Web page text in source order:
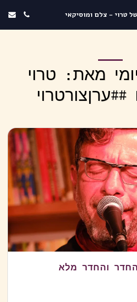
טרוי - צלם ומוסיקאי
מאת: טרוי
##ערןצורטרוי
והחדר מלא